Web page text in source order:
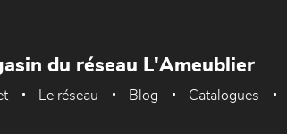
du réseau L'Ameublier
Le réseau Blog Catalogues